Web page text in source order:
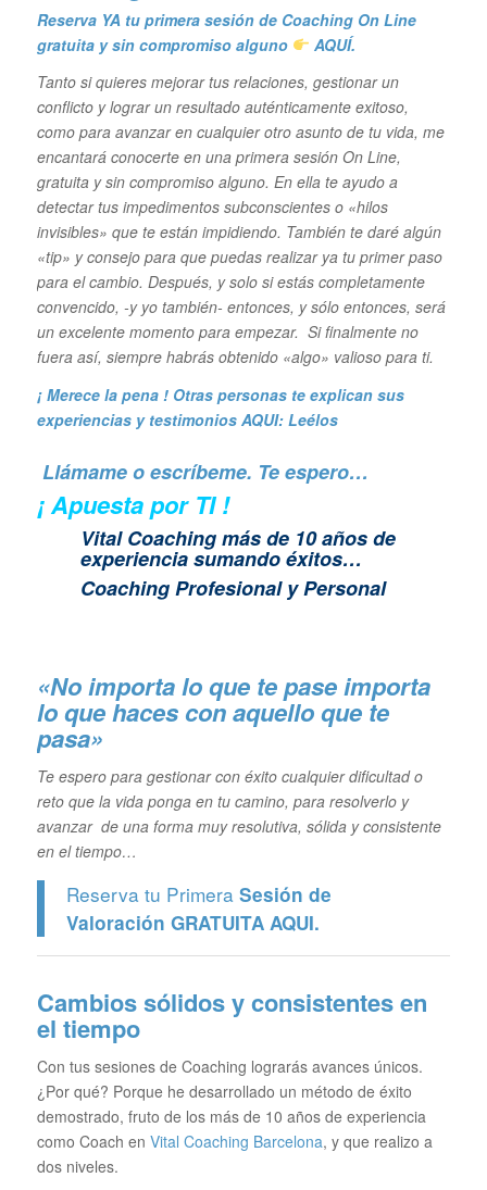
Reserva YA tu primera sesión de Coaching On Line
gratuita y sin compromiso alguno
AQUÍ.
Tanto si quieres mejorar tus relaciones, gestionar un
conflicto y lograr un resultado auténticamente exitoso,
como para avanzar en cualquier otro asunto de tu vida, me
encantará conocerte en una primera sesión On Line,
gratuita y sin compromiso alguno. En ella te ayudo a
detectar tus impedimentos subconscientes o «hilos
invisibles» que te están impidiendo. También te daré algún
«tip» y consejo para que puedas realizar ya tu primer paso
para el cambio. Después, y solo si estás completamente
convencido, -y yo también- entonces, y sólo entonces, será
un excelente momento para empezar. Si finalmente no
fuera así, siempre habrás obtenido «algo» valioso para ti.
¡ Merece la pena ! Otras personas te explican sus
experiencias y testimonios AQUI: Leélos
Llámame o escríbeme. Te espero…
¡ Apuesta por TI !
Vital Coaching más de 10 años de
experiencia sumando éxitos…
Coaching Profesional y Personal
«No importa lo que te pase importa
lo que haces con aquello que te
pasa»
Te espero para gestionar con éxito cualquier dificultad o
reto que la vida ponga en tu camino, para resolverlo y
avanzar de una forma muy resolutiva, sólida y consistente
en el tiempo…
Reserva tu Primera Sesión de
Valoración GRATUITA AQUI.
Cambios sólidos y consistentes en
el tiempo
Con tus sesiones de Coaching lograrás avances únicos.
¿Por qué? Porque he desarrollado un método de éxito
demostrado, fruto de los más de 10 años de experiencia
como Coach en Vital Coaching Barcelona, y que realizo a
dos niveles.